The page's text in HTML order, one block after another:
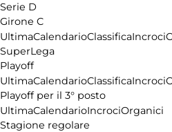
Serie D
Girone C
UltimaCalendarioClassificaIncroci
SuperLega
Playoff
UltimaCalendarioClassificaIncroci
Playoff per il 3° posto
UltimaCalendarioIncrociOrganici
Stagione regolare